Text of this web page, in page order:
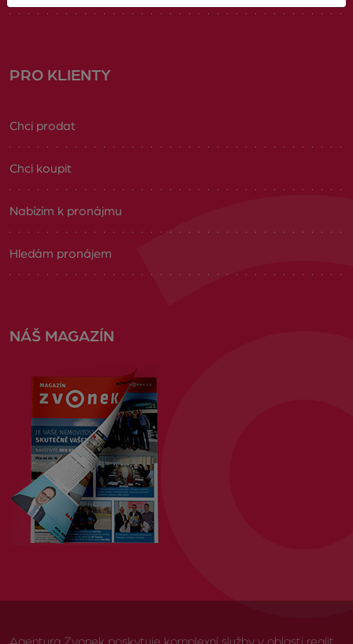
PRO KLIENTY
Chci prodat
Chci koupit
Nabízím k pronájmu
Hledám pronájem
NÁŠ MAGAZÍN
Agentura Zvonek poskytuje komplexní služby v oblasti realit,